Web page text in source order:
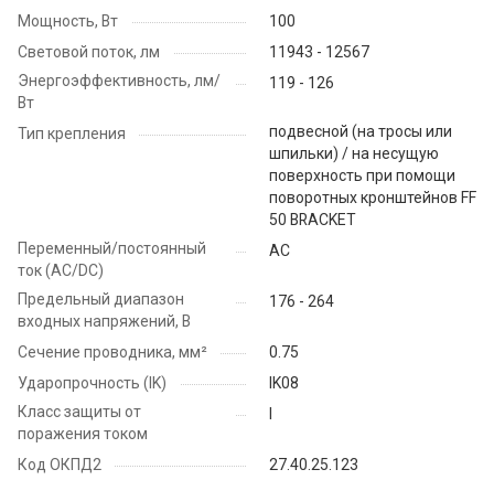
Мощность, Вт
100
Световой поток, лм
11943 - 12567
Энергоэффективность, лм/
Вт
119 - 126
Тип крепления
подвесной (на тросы или
шпильки) / на несущую
поверхность при помощи
поворотных кронштейнов FF
50 BRACKET
Переменный/постоянный
ток (AC/DC)
AC
Предельный диапазон
входных напряжений, В
176 - 264
Сечение проводника, мм²
0.75
Ударопрочность (IK)
IK08
Класс защиты от
поражения током
I
Код ОКПД2
27.40.25.123